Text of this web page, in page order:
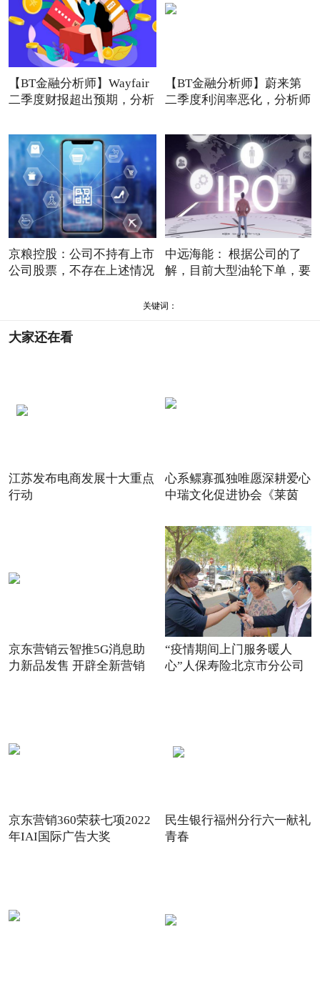
【BT金融分析师】Wayfair
二季度财报超出预期，分析
【BT金融分析师】蔚来第
二季度利润率恶化，分析师
京粮控股：公司不持有上市
公司股票，不存在上述情况
中远海能： 根据公司的了
解，目前大型油轮下单，要
关键词：
大家还在看
江苏发布电商发展十大重点
行动
心系鳏寡孤独唯愿深耕爱心
中瑞文化促进协会《莱茵
京东营销云智推5G消息助
力新品发售 开辟全新营销
“疫情期间上门服务暖人
心”人保寿险北京市分公司
京东营销360荣获七项2022
年IAI国际广告大奖
民生银行福州分行六一献礼
青春